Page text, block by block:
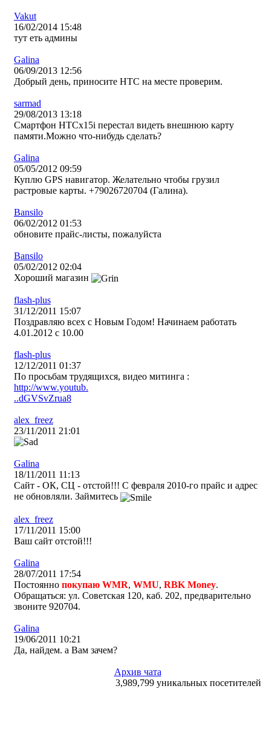
Vakut
16/02/2014 15:48
тут еть админы
Galina
06/09/2013 12:56
Добрый день, приносите HTC на месте проверим.
sarmad
29/08/2013 13:18
Смартфон HTCx15i перестал видеть внешнюю карту
памяти.Можно что-нибудь сделать?
Galina
05/05/2012 09:59
Куплю GPS навигатор. Желательно чтобы грузил
растровые карты. +79026720704 (Галина).
Bansilo
06/02/2012 01:53
обновите прайс-листы, пожалуйста
Bansilo
05/02/2012 02:04
Хороший магазин
flash-plus
31/12/2011 15:07
Поздравляю всех с Новым Годом! Начинаем работать
4.01.2012 с 10.00
flash-plus
12/12/2011 01:37
По просьбам трудящихся, видео митинга :
http://www.youtub.
..dGVSvZrua8
alex_freez
23/11/2011 21:01
Galina
18/11/2011 11:13
Сайт - ОК, СЦ - отстой!!! С февраля 2010-го прайс и адрес
не обновляли. Займитесь
alex_freez
17/11/2011 15:00
Ваш сайт отстой!!!
Galina
28/07/2011 17:54
Постоянно покупаю WMR, WMU, RBK Money.
Обращаться: ул. Советская 120, каб. 202, предварительно
звоните 920704.
Galina
19/06/2011 10:21
Да, найдем. а Вам зачем?
Архив чата
3,989,799 уникальных посетителей